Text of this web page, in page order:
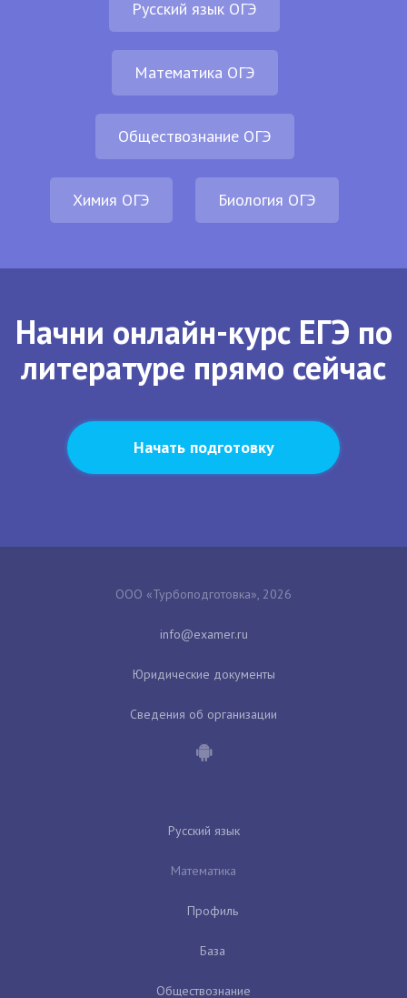
Русский язык ОГЭ
Математика ОГЭ
Обществознание ОГЭ
Химия ОГЭ Биология ОГЭ
Начни онлайн-курс ЕГЭ по
литературе прямо сейчас
Начать подготовку
ООО «Турбоподготовка», 2026
Юридические документы
Сведения об организации
Русский язык
Математика
Профиль
База
Обществознание